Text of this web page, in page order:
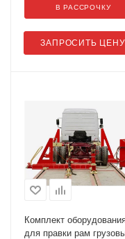
ЗАПРОСИТЬ ЦЕНУ
В РАССРОЧКУ
Комплект
для правки рам